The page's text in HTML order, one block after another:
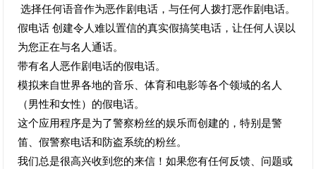
选择任何语音作为恶作剧电话，与任何人拨打恶作剧电话。
假电话 创建令人难以置信的真实假搞笑电话，让任何人误以
为您正在与名人通话。
带有名人恶作剧电话的假电话。
模拟来自世界各地的音乐、体育和电影等各个领域的名人
（男性和女性）的假电话。
这个应用程序是为了警察粉丝的娱乐而创建的，特别是警
笛、假警察电话和防盗系统的粉丝。
我们总是很高兴收到您的来信！如果您有任何反馈、问题或